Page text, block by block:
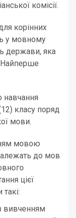
комісії.
корінних
у мовному
держави, яка
класу поряд
мови.
мовою
до мов
цієї
вивченням